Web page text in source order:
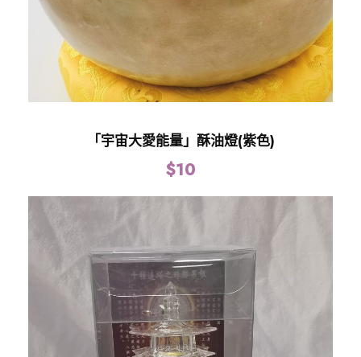
「宇宙大愛能量」酥油燈(紫色)
$10